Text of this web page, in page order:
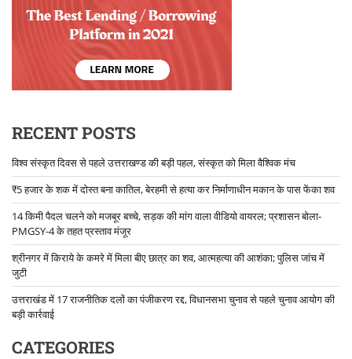
RECENT POSTS
विश्व संस्कृत दिवस से पहले उत्तराखण्ड की बड़ी पहल, संस्कृत को मिला वैश्विक मंच
₹5 हजार के शक में दोस्त बना कातिल, बेरहमी से हत्या कर निर्माणाधीन मकान के पास फेंका शव
14 किमी पैदल चलने को मजबूर बच्चे, सड़क की मांग वाला वीडियो वायरल; प्रशासन बोला-
PMGSY-4 के तहत प्रस्ताव मंजूर
श्रीनगर में किराये के कमरे में मिला बीए छात्र का शव, आत्महत्या की आशंका; पुलिस जांच में
जुटी
उत्तराखंड में 17 राजनीतिक दलों का पंजीकरण रद्द, विधानसभा चुनाव से पहले चुनाव आयोग की
बड़ी कार्रवाई
CATEGORIES